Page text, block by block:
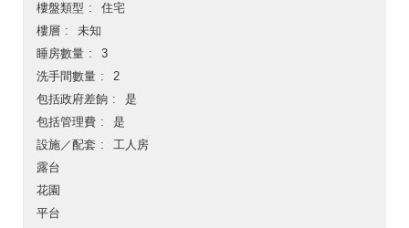
樓盤類型
住宅
樓層
未知
睡房數量
3
洗手間數量
2
包括政府差餉
是
包括管理費
是
設施／配套
工人房
露台
花園
平台